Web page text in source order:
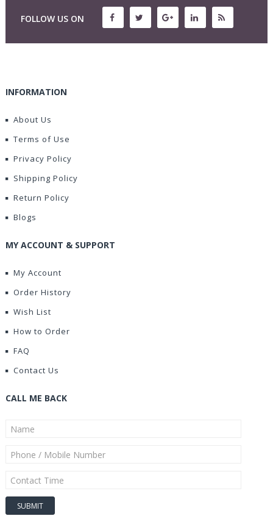
FOLLOW US ON
INFORMATION
About Us
Terms of Use
Privacy Policy
Shipping Policy
Return Policy
Blogs
MY ACCOUNT & SUPPORT
My Account
Order History
Wish List
How to Order
FAQ
Contact Us
CALL ME BACK